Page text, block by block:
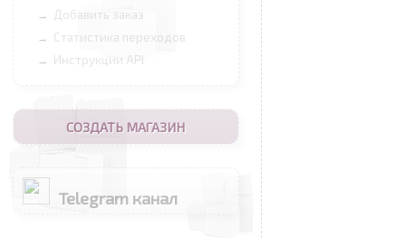
→ Добавить заказ
→ Статистика переходов
→ Инструкции API
СОЗДАТЬ МАГАЗИН
Telegram канал